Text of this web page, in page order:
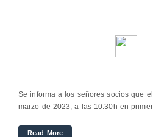
Se informa a los señores socios que
marzo de 2023, a las 10:30h en
Read More